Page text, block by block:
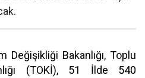
Bakanlığı, Toplu
(TOKİ), 51 İlde 540